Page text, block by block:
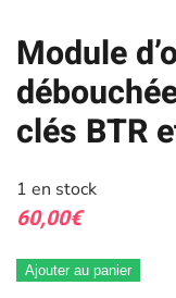
Module
clés BTR
1 en stock
60,00€
Ajouter au panier